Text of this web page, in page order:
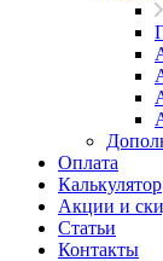
Оплата
Калькулятор
Акции и
Статьи
Контакты